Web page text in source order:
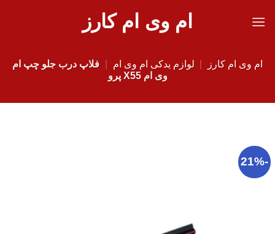
ام وی ام کارز
ام وی ام کارز لوازم یدکی ام وی ام
فلاپ درب جلو چپ ام
وی ام X55 پرو
-21%